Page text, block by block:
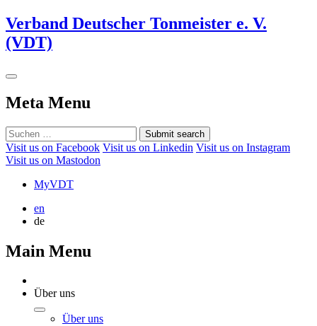
Verband Deutscher Tonmeister e. V.
(VDT)
Meta Menu
Submit search
Visit us on Facebook Visit us on Linkedin Visit us on Instagram
Visit us on Mastodon
MyVDT
en
de
Main Menu
Über uns
Über uns